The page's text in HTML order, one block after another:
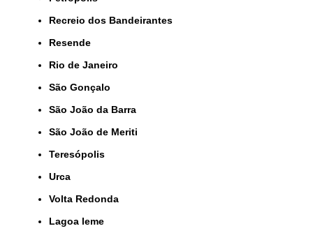
Recreio dos Bandeirantes
Resende
Rio de Janeiro
São Gonçalo
São João da Barra
São João de Meriti
Teresópolis
Urca
Volta Redonda
lagoa leme